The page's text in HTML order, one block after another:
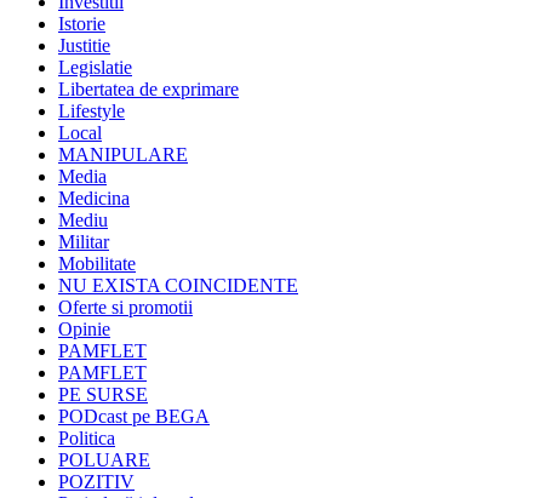
Istorie
Justitie
Legislatie
Libertatea de exprimare
Lifestyle
Local
MANIPULARE
Media
Medicina
Mediu
Militar
Mobilitate
NU EXISTA COINCIDENTE
Oferte si promotii
Opinie
PAMFLET
PAMFLET
PE SURSE
PODcast pe BEGA
Politica
POLUARE
POZITIV